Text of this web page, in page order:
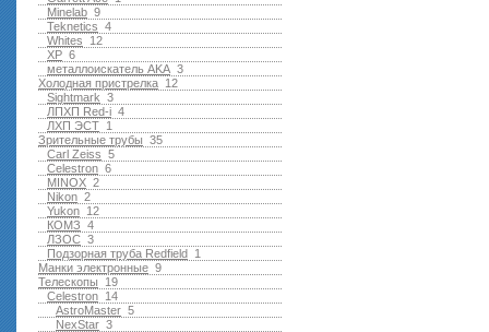
9
Minelab
4
Teknetics
12
Whites
6
XP
3
металлоискатель AKA
12
Холодная пристрелка
3
Sightmark
4
ЛПХП Red-i
1
ЛХП ЭСТ
35
Зрительные трубы
5
Carl Zeiss
6
Celestron
2
MINOX
2
Nikon
12
Yukon
4
КОМЗ
3
ЛЗОС
1
Подзорная труба Redfield
9
Манки электронные
19
Телескопы
14
Celestron
5
AstroMaster
3
NexStar